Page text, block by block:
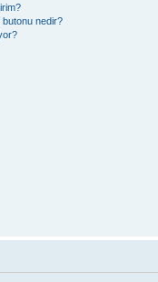
butonu nedir?